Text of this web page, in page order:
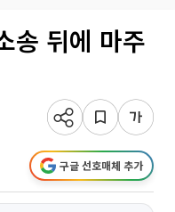
송 뒤에 마주
구글 선호매체 추가